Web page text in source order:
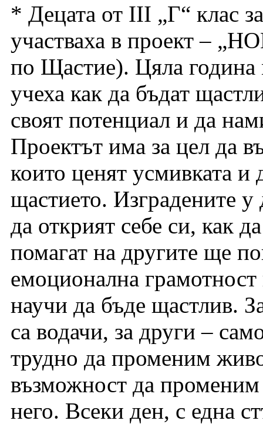
* Децата от III „Г“ клас
участваха в проект –
по Щастие). Цяла година
учеха как да бъдат
своят потенциал и да
Проектът има за цел да
които ценят усмивката
щастието. Изградените
да открият себе си, как
помагат на другите ще
емоционална
научи да бъде щастлив.
са водачи, за други –
трудно да променим
възможност да променим
него. Всеки ден, с една